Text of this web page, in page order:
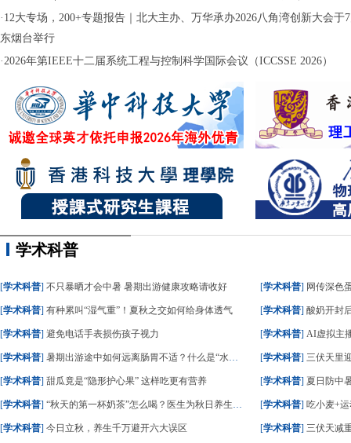
· 12大专场，200+专题报告｜北大主办、万华承办2026八角湾创新大会于
东烟台举行
·2026年第IEEE十二届系统工程与控制科学国际会议（ICCSSE 2026）
学术科普
[学术科普] 不只暴晒才会中暑 暑期出游健康攻略请收好
[学术科普] 有种累叫“湿气重”！夏秋之交如何给身体透气
[学术科普] 避免电话手表损伤孩子视力
[学术科普] 暑期出游途中如何远离肠胃不适？什么是“水土不服”？一文了解
[学术科普] 甜瓜竟是“隐形护心果” 这样吃更有营养
[学术科普] “秋天的第一杯奶茶”怎么喝？医生为秋日养生饮食划重点
[学术科普] 今日立秋，养生千万避开六大误区
[学术科普] 网传深色蛋
[学术科普] 酸奶开封
[学术科普] AI虚拟主播
[学术科普] 三伏天里
[学术科普] 夏日防中
[学术科普] 吃小麦+
[学术科普] 三伏天减重